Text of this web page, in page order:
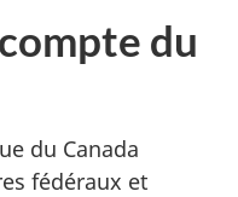
du
du Canada
fédéraux et